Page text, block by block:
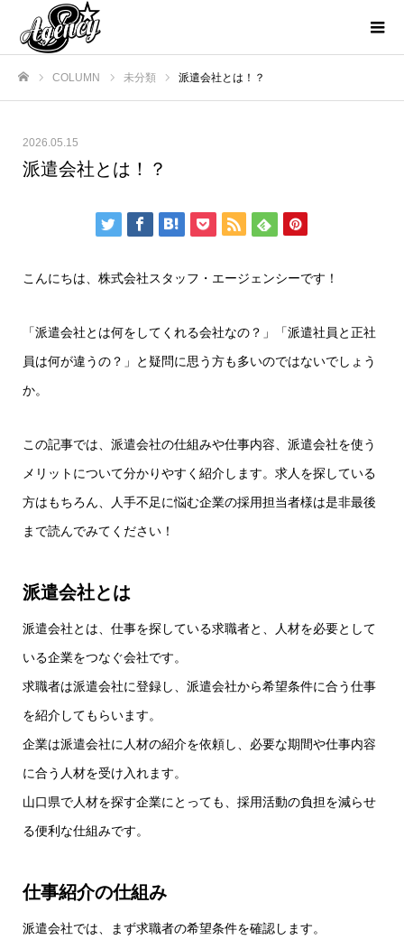
COLUMN 未分類 派遣会社とは！？
2026.05.15
派遣会社とは！？
こんにちは、株式会社スタッフ・エージェンシーです！
「派遣会社とは何をしてくれる会社なの？」「派遣社員と正社
員は何が違うの？」と疑問に思う方も多いのではないでしょう
か。
この記事では、派遣会社の仕組みや仕事内容、派遣会社を使う
メリットについて分かりやすく紹介します。求人を探している
方はもちろん、人手不足に悩む企業の採用担当者様は是非最後
まで読んでみてください！
派遣会社とは
派遣会社とは、仕事を探している求職者と、人材を必要として
いる企業をつなぐ会社です。
求職者は派遣会社に登録し、派遣会社から希望条件に合う仕事
を紹介してもらいます。
企業は派遣会社に人材の紹介を依頼し、必要な期間や仕事内容
に合う人材を受け入れます。
山口県で人材を探す企業にとっても、採用活動の負担を減らせ
る便利な仕組みです。
仕事紹介の仕組み
派遣会社では、まず求職者の希望条件を確認します。